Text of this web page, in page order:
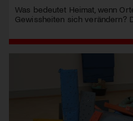
Was bedeutet Heimat, wenn
Gewissheiten sich verändern?